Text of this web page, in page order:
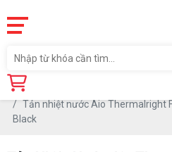
Trang chủ
Tản nhiệt nước Aio Thermalright
Black